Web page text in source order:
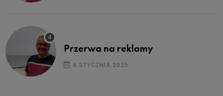
Przerwa na reklamy
6 STYCZNIA 2025